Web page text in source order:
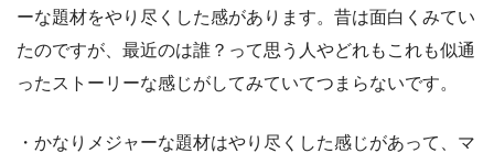
ーな題材をやり尽くした感があります。昔は面白くみてい
たのですが、最近のは誰？って思う人やどれもこれも似通
ったストーリーな感じがしてみていてつまらないです。
・かなりメジャーな題材はやり尽くした感じがあって、マ